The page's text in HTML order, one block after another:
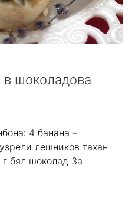
шоколадова
4 банана –
лешников тахан
бял шоколад За